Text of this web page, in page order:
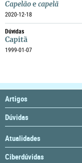
Capelão e capelã
2020-12-18
Dúvidas
Capitã
1999-01-07
Artigos
Dúvidas
Atualidades
Ciberdúvidas